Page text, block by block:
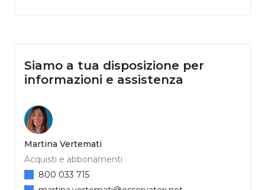
Siamo a tua disposizione per
informazioni e assistenza
Martina Vertemati
Acquisti e abbonamenti
800 033 715